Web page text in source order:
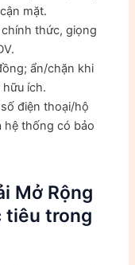
mặt.
thức, giọng
ẩn/chặn khi
ích.
điện thoại/hộ
hệ thống có bảo
Mở Rộng
tiêu trong